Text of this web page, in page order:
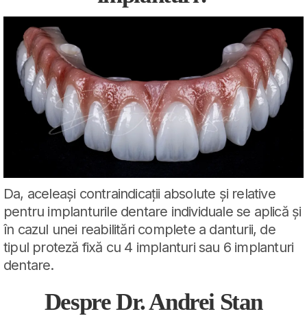
Da, aceleași contraindicații absolute și relative
pentru implanturile dentare individuale se aplică și
în cazul unei reabilitări complete a danturii, de
tipul proteză fixă cu 4 implanturi sau 6 implanturi
dentare.
Despre Dr. Andrei Stan